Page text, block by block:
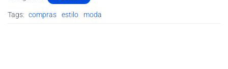
Tags: compras estilo moda